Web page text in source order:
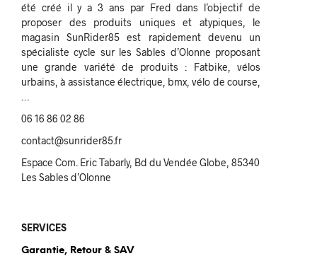
été créé il y a 3 ans par Fred dans l’objectif de
proposer des produits uniques et atypiques, le
magasin SunRider85 est rapidement devenu un
spécialiste cycle sur les Sables d’Olonne proposant
une grande variété de produits : Fatbike, vélos
urbains, à assistance électrique, bmx, vélo de course,
06 16 86 02 86
contact@sunrider85.fr
Espace Com. Eric Tabarly, Bd du Vendée Globe, 85340
Les Sables d’Olonne
SERVICES
Garantie, Retour & SAV